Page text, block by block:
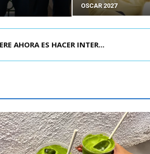
OSCAR 2027
ECONOMÍA SE ESTÁ ENC...